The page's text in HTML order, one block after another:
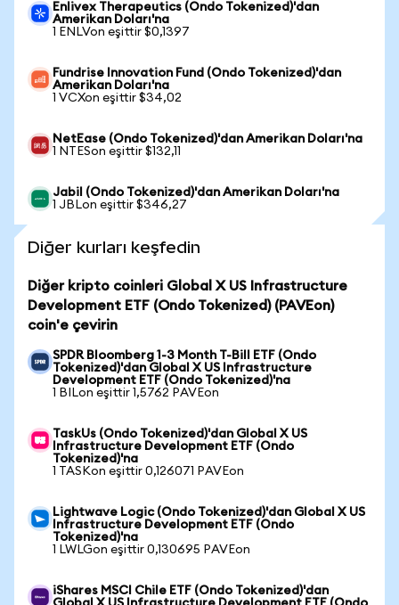
Enlivex Therapeutics (Ondo Tokenized)'dan
Amerikan Doları'na
1 ENLVon eşittir $0,1397
Fundrise Innovation Fund (Ondo Tokenized)'dan
Amerikan Doları'na
1 VCXon eşittir $34,02
NetEase (Ondo Tokenized)'dan Amerikan Doları'na
1 NTESon eşittir $132,11
Jabil (Ondo Tokenized)'dan Amerikan Doları'na
1 JBLon eşittir $346,27
Diğer kurları keşfedin
Diğer kripto coinleri Global X US Infrastructure
Development ETF (Ondo Tokenized) (PAVEon)
coin'e çevirin
SPDR Bloomberg 1-3 Month T-Bill ETF (Ondo
Tokenized)'dan Global X US Infrastructure
Development ETF (Ondo Tokenized)'na
1 BILon eşittir 1,5762 PAVEon
TaskUs (Ondo Tokenized)'dan Global X US
Infrastructure Development ETF (Ondo
Tokenized)'na
1 TASKon eşittir 0,126071 PAVEon
Lightwave Logic (Ondo Tokenized)'dan Global X US
Infrastructure Development ETF (Ondo
Tokenized)'na
1 LWLGon eşittir 0,130695 PAVEon
iShares MSCI Chile ETF (Ondo Tokenized)'dan